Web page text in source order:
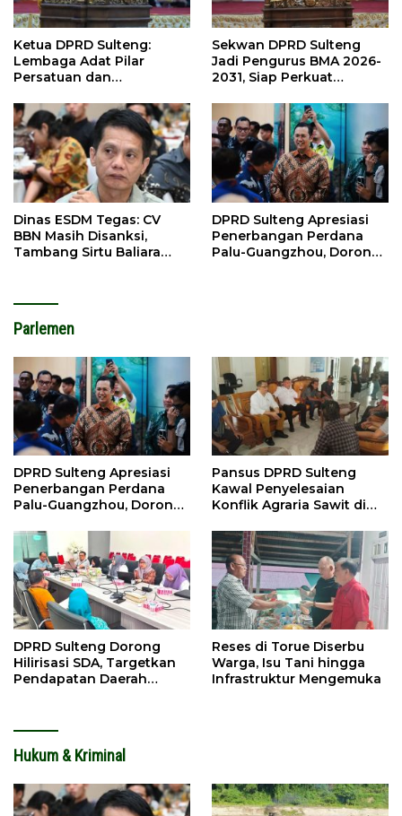
Ketua DPRD Sulteng:
Lembaga Adat Pilar
Persatuan dan
Sekwan DPRD Sulteng
Jadi Pengurus BMA 2026-
2031, Siap Perkuat
Dinas ESDM Tegas: CV
BBN Masih Disanksi,
Tambang Sirtu Baliara
DPRD Sulteng Apresiasi
Penerbangan Perdana
Palu-Guangzhou, Dorong
Parlemen
DPRD Sulteng Apresiasi
Penerbangan Perdana
Palu-Guangzhou, Dorong
Pansus DPRD Sulteng
Kawal Penyelesaian
Konflik Agraria Sawit di
DPRD Sulteng Dorong
Hilirisasi SDA, Targetkan
Pendapatan Daerah
Reses di Torue Diserbu
Warga, Isu Tani hingga
Infrastruktur Mengemuka
Hukum & Kriminal